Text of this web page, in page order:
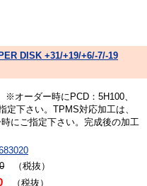
DISK +31/+19/+6/-7/-19
オーダー時にPCD：5H100、
定下さい。TPMS対応加工は、
にご指定下さい。完成後の加工
（税抜）
（税抜）